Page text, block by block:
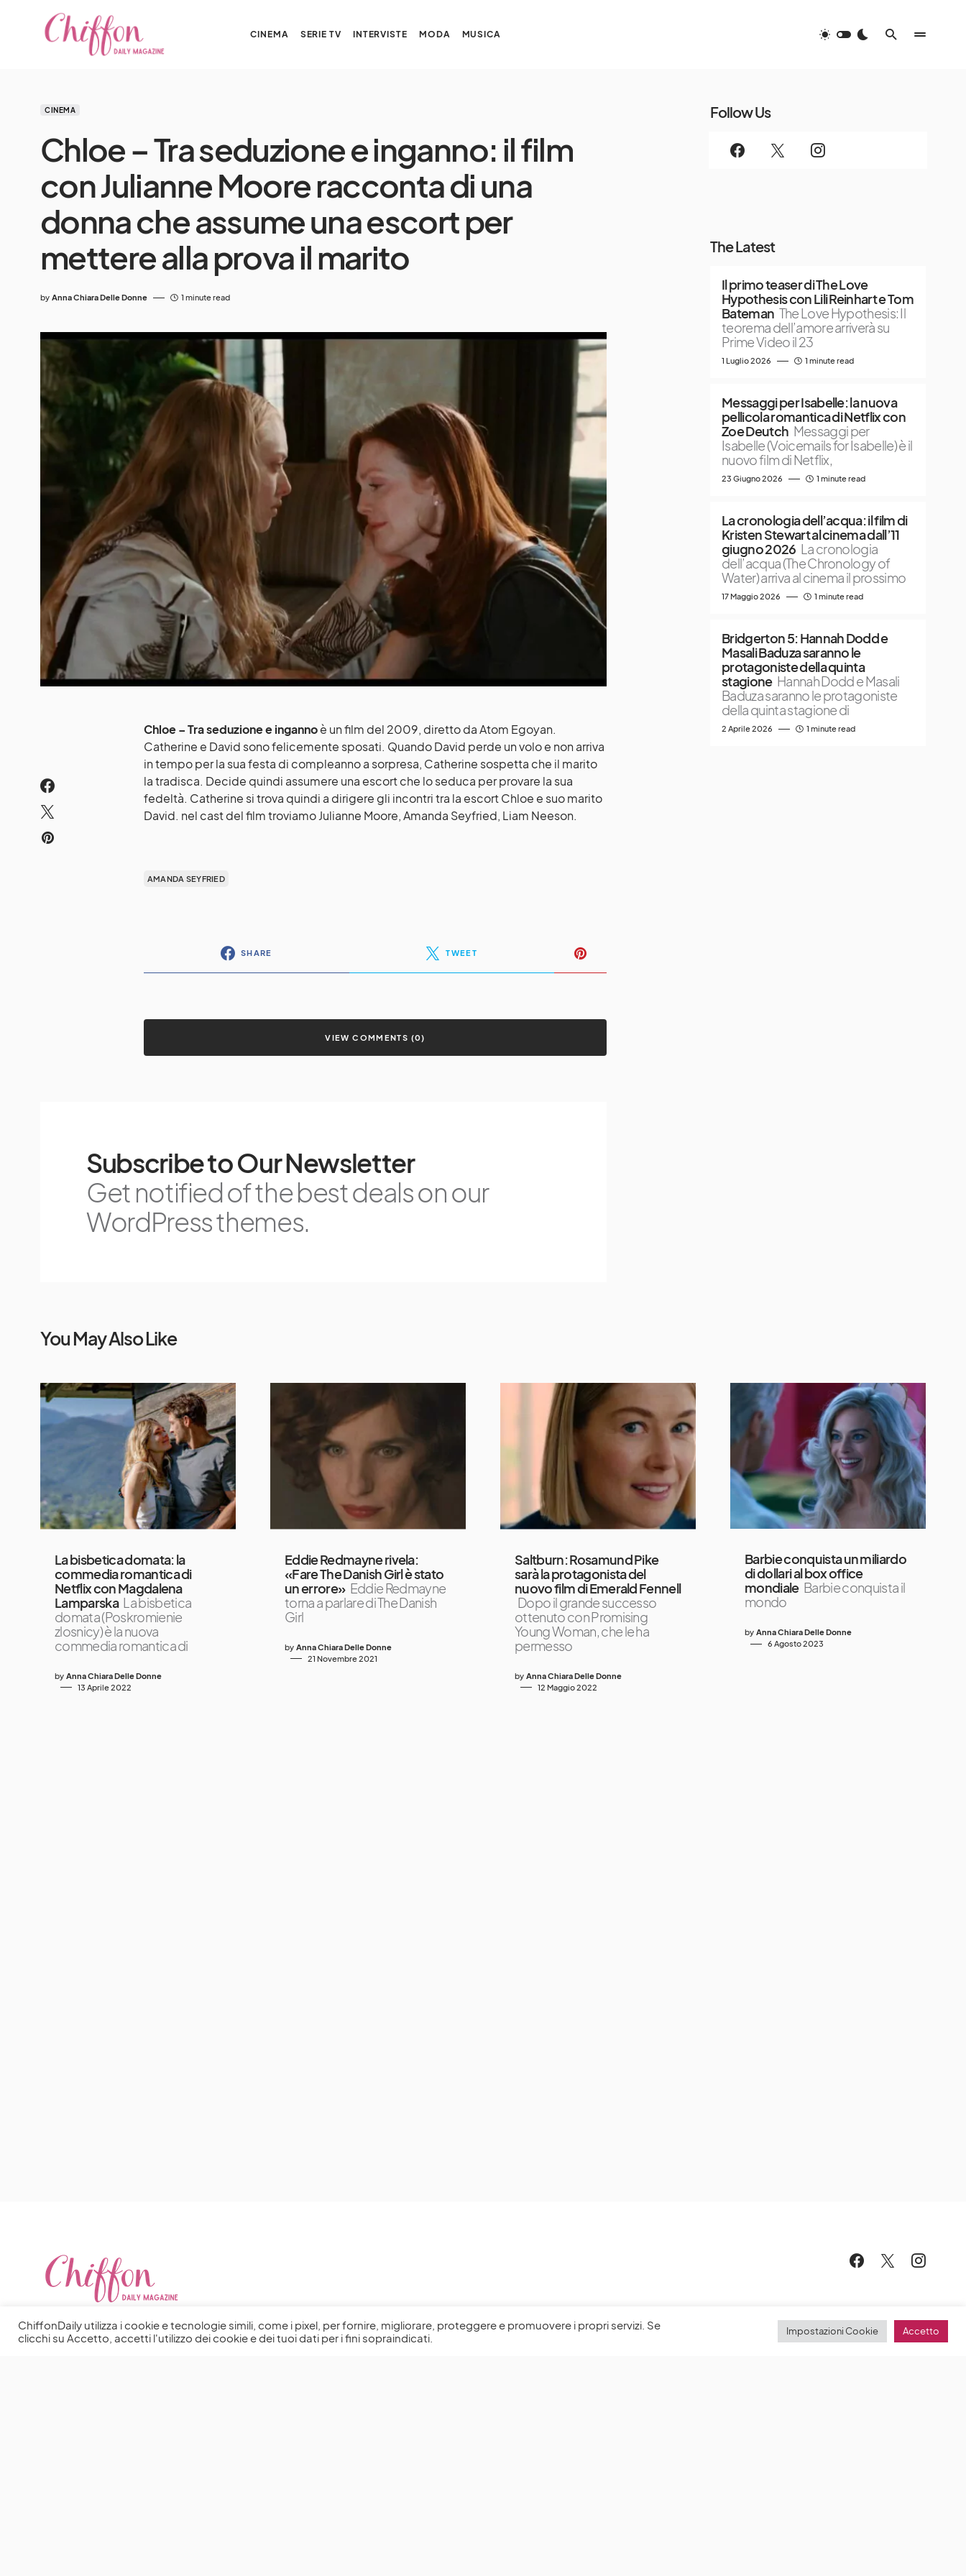
CINEMA SERIE TV INTERVISTE MODA MUSICA
CINEMA
Chloe – Tra seduzione e inganno: il film
con Julianne Moore racconta di una
donna che assume una escort per
mettere alla prova il marito
by Anna Chiara Delle Donne 1 minute read
Chloe – Tra seduzione e ingannoè un film del 2009, diretto da Atom Egoyan.
Catherine e David sono felicemente sposati. Quando David perde un volo e non arriva
in tempo per la sua festa di compleanno a sorpresa, Catherine sospetta che il marito
la tradisca. Decide quindi assumere una escort che lo seduca per provare la sua
fedeltà. Catherine si trova quindi a dirigere gli incontri tra la escort Chloe e suo marito
David. nel cast del film troviamo Julianne Moore, Amanda Seyfried, Liam Neeson.
AMANDA SEYFRIED
SHARE TWEET
VIEW COMMENTS (0)
Subscribe to Our Newsletter
Get notified of the best deals on our
WordPress themes.
Follow Us
The Latest
Il primo teaser di The Love
Hypothesis con Lili Reinhart e Tom
Bateman The Love Hypothesis: Il
teorema dell’amore arriverà su
Prime Video il 23
1 Luglio 2026 1 minute read
Messaggi per Isabelle: la nuova
pellicola romantica di Netflix con
Zoe Deutch Messaggi per
Isabelle (Voicemails for Isabelle) è il
nuovo film di Netflix,
23 Giugno 2026 1 minute read
La cronologia dell’acqua: il film di
Kristen Stewart al cinema dall’11
giugno 2026 La cronologia
dell’acqua (The Chronology of
Water) arriva al cinema il prossimo
17 Maggio 2026 1 minute read
Bridgerton 5: Hannah Dodd e
Masali Baduza saranno le
protagoniste della quinta
stagione Hannah Dodd e Masali
Baduza saranno le protagoniste
della quinta stagione di
2 Aprile 2026 1 minute read
You May Also Like
La bisbetica domata: la
commedia romantica di
Netflix con Magdalena
Lamparska La bisbetica
domata (Poskromienie
zlosnicy) è la nuova
commedia romantica di
by Anna Chiara Delle Donne
13 Aprile 2022
Eddie Redmayne rivela:
«Fare The Danish Girl è stato
un errore» Eddie Redmayne
torna a parlare di The Danish
Girl
by Anna Chiara Delle Donne
21 Novembre 2021
Saltburn: Rosamund Pike
sarà la protagonista del
nuovo film di Emerald Fennell
Dopo il grande successo
ottenuto con Promising
Young Woman, che le ha
permesso
by Anna Chiara Delle Donne
12 Maggio 2022
Barbie conquista un miliardo
di dollari al box office
mondiale Barbie conquista il
mondo
by Anna Chiara Delle Donne
6 Agosto 2023
ChiffonDaily utilizza i cookie e tecnologie simili, come i pixel, per fornire, migliorare, proteggere e promuovere i propri servizi. Se
clicchi su Accetto, accetti l'utilizzo dei cookie e dei tuoi dati per i fini sopraindicati.
Impostazioni Cookie Accetto